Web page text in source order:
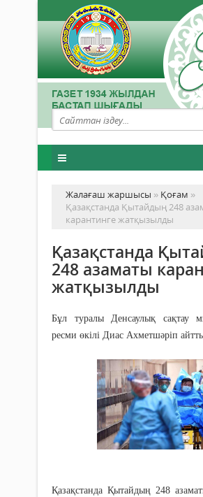
Жалағаш жаршысы » Қоғам »
Қазақстанда Қытайдың 248
карантинге жатқызылды
Қазақстанда
248 азаматы
жатқызылды
Бұл туралы Денсаулық сақтау
ресми өкілі Диас Ахметшәріп
Қазақстанда Қытайдың 248